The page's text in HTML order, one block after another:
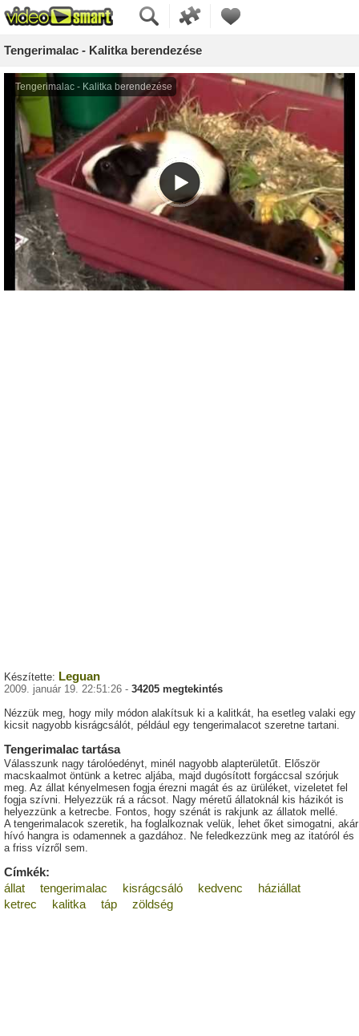
Tengerimalac - Kalitka berendezése
Készítette: Leguan
2009. január 19. 22:51:26 - 34205 megtekintés
Nézzük meg, hogy mily módon alakítsuk ki a kalitkát, ha esetleg valaki egy
kicsit nagyobb kisrágcsálót, például egy tengerimalacot szeretne tartani.
Tengerimalac tartása
Válasszunk nagy tárolóedényt, minél nagyobb alapterületűt. Először
macskaalmot öntünk a ketrec aljába, majd dugósított forgáccsal szórjuk
meg. Az állat kényelmesen fogja érezni magát és az ürüléket, vizeletet fel
fogja szívni. Helyezzük rá a rácsot. Nagy méretű állatoknál kis házikót is
helyezzünk a ketrecbe. Fontos, hogy szénát is rakjunk az állatok mellé.
A tengerimalacok szeretik, ha foglalkoznak velük, lehet őket simogatni, akár
hívó hangra is odamennek a gazdához. Ne feledkezzünk meg az itatóról és
a friss vízről sem.
Címkék:
állat
tengerimalac kisrágcsáló kedvenc
háziállat
ketrec
kalitka táp zöldség